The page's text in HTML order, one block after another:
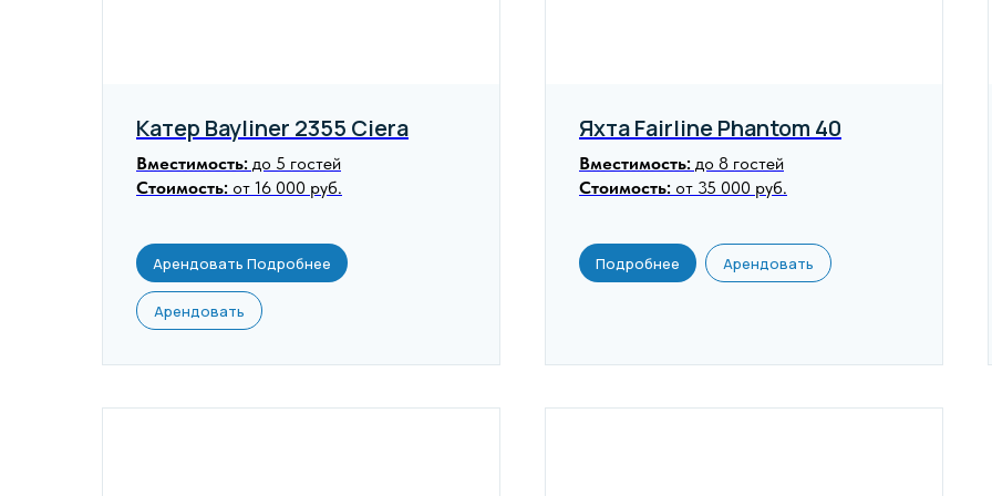
Катер Bayliner 2355 Ciera
Вместимость: до 5 гостей
Стоимость: от 16 000 руб.
Арендовать Подробнее
Арендовать
Яхта Fairline Phantom 40
Вместимость: до 8 гостей
Стоимость: от 35 000 руб.
Подробнее Арендовать